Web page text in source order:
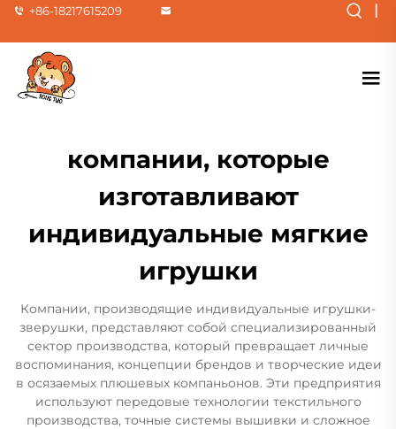
+86-18217615209 |
компании, которые
изготавливают
индивидуальные мягкие
игрушки
Компании, производящие индивидуальные игрушки-
зверушки, представляют собой специализированный
сектор производства, который превращает личные
воспоминания, концепции брендов и творческие идеи
в осязаемых плюшевых компаньонов. Эти предприятия
используют передовые технологии текстильного
производства, точные системы вышивки и сложное